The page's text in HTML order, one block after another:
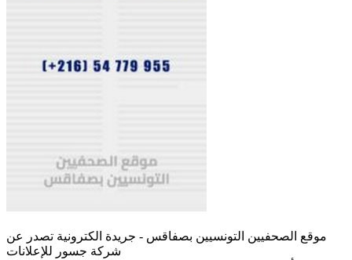
موقع الصحفيين التونسيين بصفاقس - جريدة الكترونية تصدر عن
شركة جسور للإعلانات